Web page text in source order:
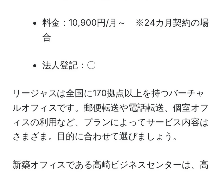
料金：10,900円/月～ ※24カ月契約の場
合
法人登記：〇
リージャスは全国に170拠点以上を持つバーチャ
ルオフィスです。郵便転送や電話転送、個室オフ
ィスの利用など、プランによってサービス内容は
さまざま。目的に合わせて選びましょう。
新築オフィスである高崎ビジネスセンターは、高